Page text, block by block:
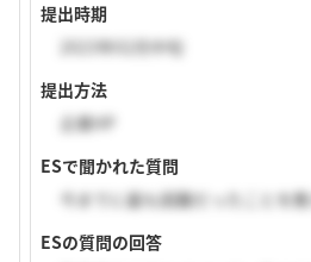
提出時期
2023年02月中旬
提出方法
企業HP
ESで聞かれた質問
今までに最も困難だったことを教
ESの質問の回答